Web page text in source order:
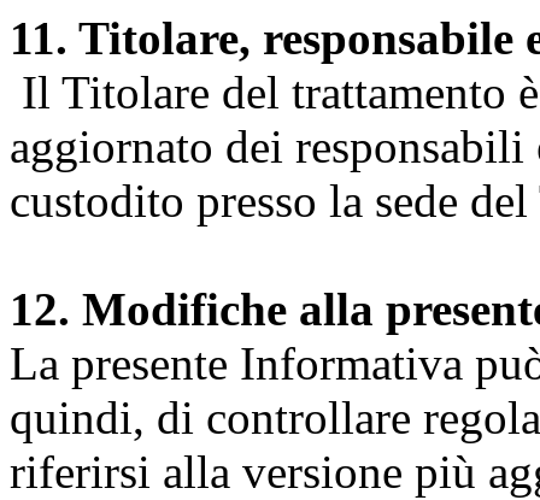
11. Titolare, responsabile
Il Titolare del trattamento
aggiornato dei
custodito presso la sede
12. Modifiche alla
La presente Informativa
quindi, di controllare
riferirsi alla versione più